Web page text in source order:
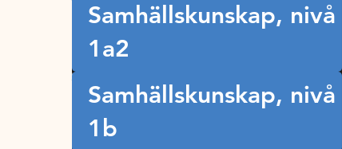
Samhällskunskap, nivå
1a2
Samhällskunskap, nivå
1b